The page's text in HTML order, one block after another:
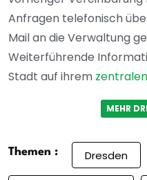
Anfragen telefonisch
Mail an die Verwaltung
Weiterführende
Stadt auf ihrem
MEHR
Themen : Dresden